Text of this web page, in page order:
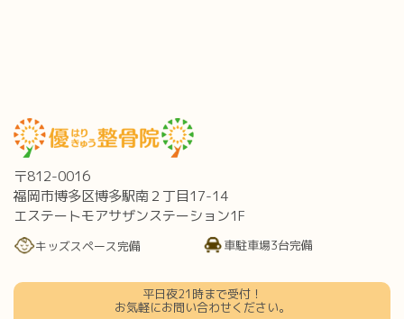
〒812-0016
福岡市博多区博多駅南２丁目17-14
エステートモアサザンステーション1F
キッズスペース完備 車駐車場3台完備
平日夜21時まで受付！
お気軽にお問い合わせください。